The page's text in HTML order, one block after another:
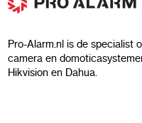
Gebruik deze USB-
vermoeden dat dit
Bestel Vandaag Nog
Pro-Alarm.nl is de specialist
camera en
Hikvision en Dahua.